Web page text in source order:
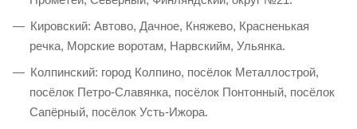
Кировский: Автово, Дачное, Княжево, Красненькая
речка, Морские воротам, Нарвскийм, Ульянка.
Колпинский: город Колпино, посёлок Металлострой,
посёлок Петро-Славянка, посёлок Понтонный, посёлок
Сапёрный, посёлок Усть-Ижора.